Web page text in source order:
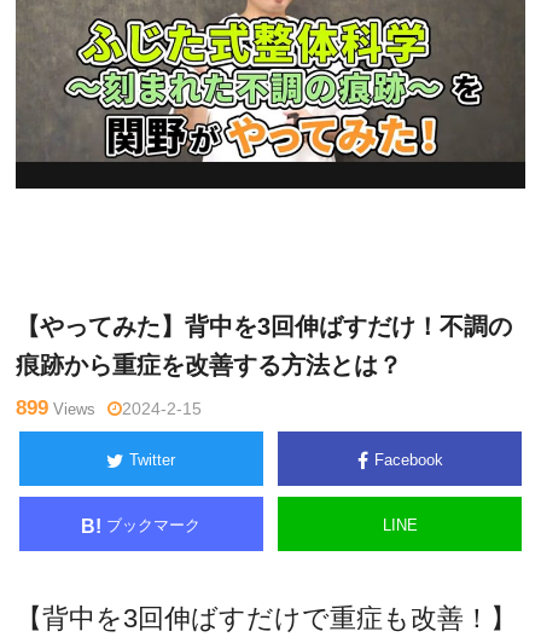
【やってみた】背中を3回伸ばすだけ！不調の
痕跡から重症を改善する方法とは？
899 Views 2024-2-15
Twitter Facebook
B! ブックマーク LINE
【背中を3回伸ばすだけで重症も改善！】